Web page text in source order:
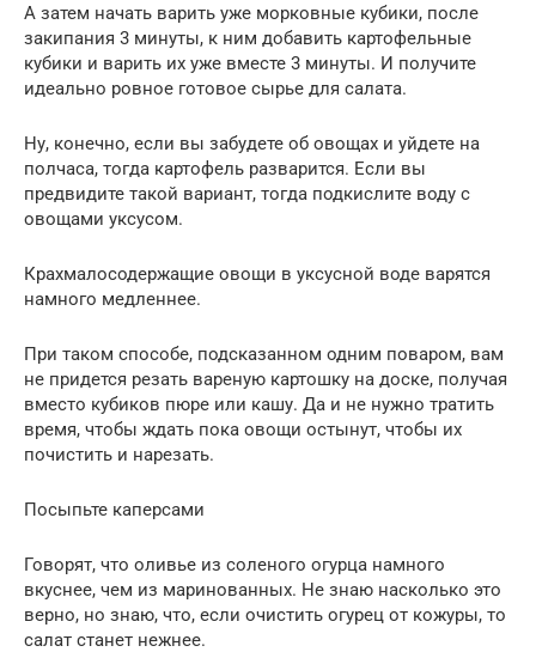
А затем начать варить уже морковные кубики, после
закипания 3 минуты, к ним добавить картофельные
кубики и варить их уже вместе 3 минуты. И получите
идеально ровное готовое сырье для салата.
Ну, конечно, если вы забудете об овощах и уйдете на
полчаса, тогда картофель разварится. Если вы
предвидите такой вариант, тогда подкислите воду с
овощами уксусом.
Крахмалосодержащие овощи в уксусной воде варятся
намного медленнее.
При таком способе, подсказанном одним поваром, вам
не придется резать вареную картошку на доске, получая
вместо кубиков пюре или кашу. Да и не нужно тратить
время, чтобы ждать пока овощи остынут, чтобы их
почистить и нарезать.
Посыпьте каперсами
Говорят, что оливье из соленого огурца намного
вкуснее, чем из маринованных. Не знаю насколько это
верно, но знаю, что, если очистить огурец от кожуры, то
салат станет нежнее.